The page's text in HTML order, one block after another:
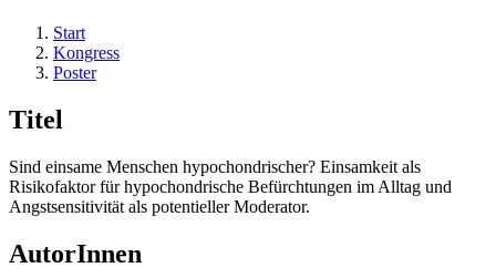
Start
Kongress
Poster
Titel
Sind einsame Menschen hypochondrischer? Einsamkeit als
Risikofaktor für hypochondrische Befürchtungen im Alltag und
Angstsensitivität als potentieller Moderator.
AutorInnen